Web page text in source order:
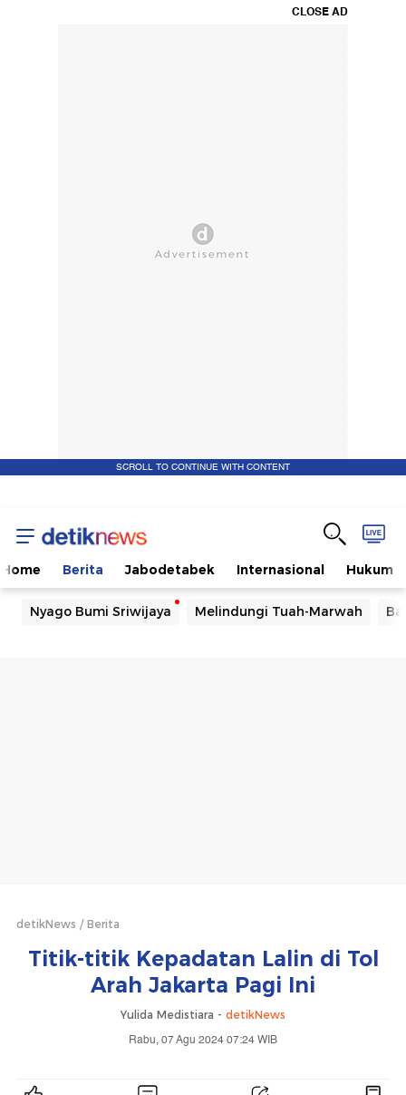
CLOSE AD
SCROLL TO CONTINUE WITH CONTENT
Home Berita Jabodetabek Internasional Hukum
Nyago Bumi Sriwijaya Melindungi Tuah-Marwah
detikNews Berita
Titik-titik Kepadatan Lalin di Tol
Arah Jakarta Pagi Ini
Yulida Medistiara - detikNews
Rabu, 07 Agu 2024 07:24 WIB